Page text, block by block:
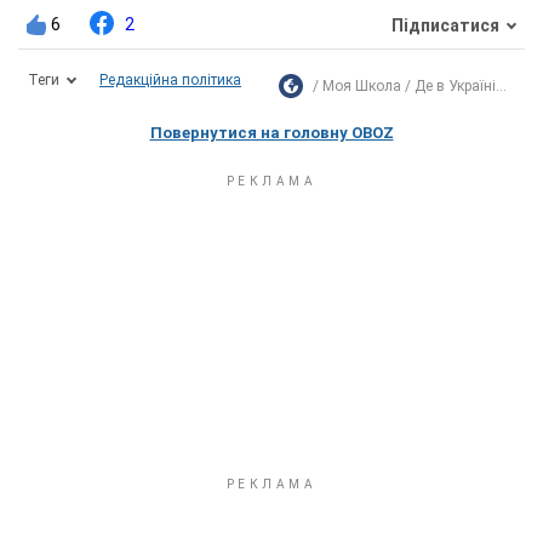
6 2 Підписатися
Теги Редакційна політика Моя Школа Де в Україні...
Повернутися на головну OBOZ